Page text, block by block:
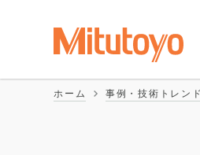
メ
イ
ン
ビ
ゲ
ホーム 事例・技術トレンド